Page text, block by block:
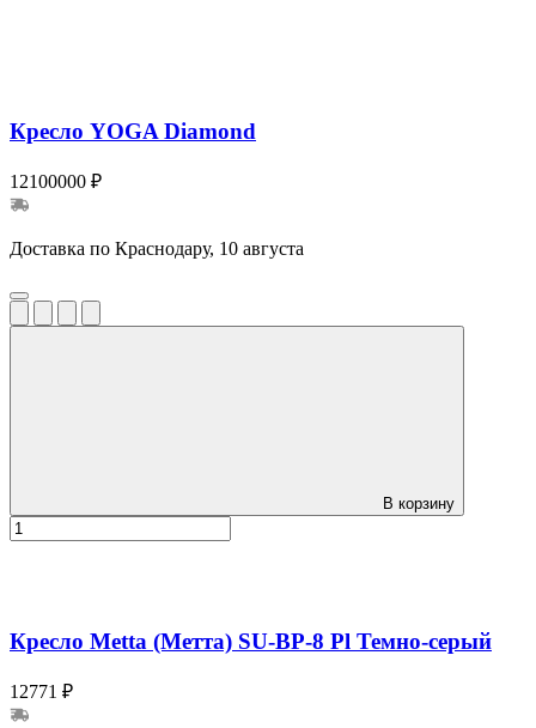
Кресло YOGA Diamond
12100000 ₽
Доставка по Краснодару, 10 августа
В корзину
Кресло Metta (Метта) SU-BP-8 Pl Темно-серый
12771 ₽